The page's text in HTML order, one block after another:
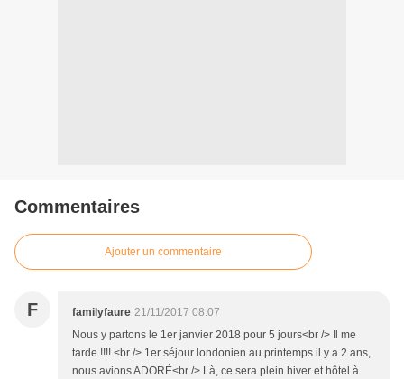
Commentaires
Ajouter un commentaire
F familyfaure 21/11/2017 08:07
Nous y partons le 1er janvier 2018 pour 5 jours<br /> Il me
tarde !!!! <br /> 1er séjour londonien au printemps il y a 2 ans,
nous avions ADORÉ<br /> Là, ce sera plein hiver et hôtel à